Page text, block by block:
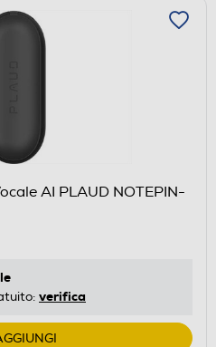
AI PLAUD NOTEPIN-
verifica